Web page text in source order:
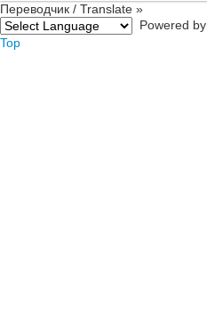
Переводчик / Translate »
Powered by
Top